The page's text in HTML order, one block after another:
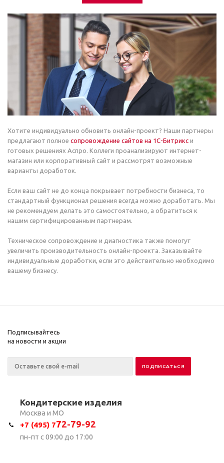
Хотите индивидуально обновить онлайн-проект? Наши партнеры
предлагают полное сопровождение сайтов на 1С-Битрикс и
готовых решениях Аспро. Коллеги проанализируют интернет-
магазин или корпоративный сайт и рассмотрят возможные
варианты доработок.
Если ваш сайт не до конца покрывает потребности бизнеса, то
стандартный функционал решения всегда можно доработать. Мы
не рекомендуем делать это самостоятельно, а обратиться к
нашим сертифицированным партнерам.
Техническое сопровождение и диагностика также помогут
увеличить производительность онлайн-проекта. Заказывайте
индивидуальные доработки, если это действительно необходимо
вашему бизнесу.
Подписывайтесь
на новости и акции
Кондитерские изделия
Москва и МО
+7 (495) 772-79-92
пн-пт с 09:00 до 17:00